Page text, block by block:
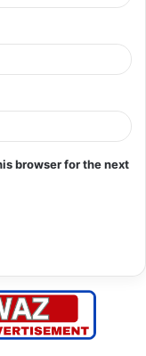
browser for the next